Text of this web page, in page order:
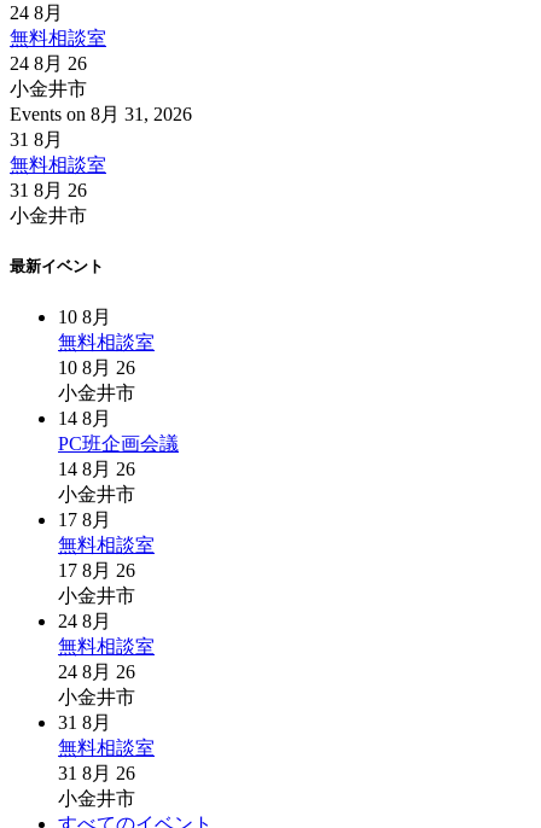
24 8月
無料相談室
24 8月 26
小金井市
Events on 8月 31, 2026
31 8月
無料相談室
31 8月 26
小金井市
最新イベント
10 8月
無料相談室
10 8月 26
小金井市
14 8月
PC班企画会議
14 8月 26
小金井市
17 8月
無料相談室
17 8月 26
小金井市
24 8月
無料相談室
24 8月 26
小金井市
31 8月
無料相談室
31 8月 26
小金井市
すべてのイベント